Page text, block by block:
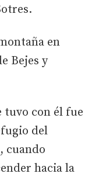
en
Bejes y
tuvo con él fue
del
cuando
hacia la